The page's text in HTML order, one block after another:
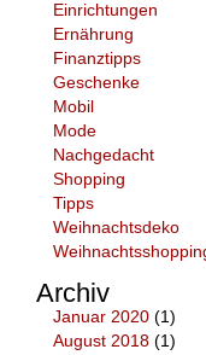
Einrichtungen
Ernährung
Finanztipps
Geschenke
Mobil
Mode
Nachgedacht
Shopping
Tipps
Weihnachtsdeko
Archiv
Januar 2020 (1)
August 2018 (1)